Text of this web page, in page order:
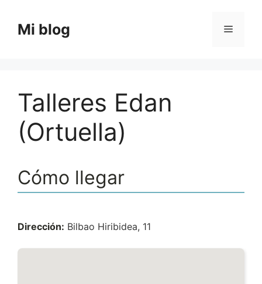
contenido
Mi blog Menú
Talleres Edan
(Ortuella)
Cómo llegar
Dirección: Bilbao Hiribidea, 11